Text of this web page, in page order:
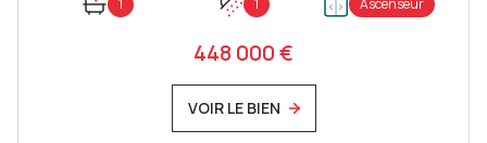
448 000 €
VOIR LE BIEN